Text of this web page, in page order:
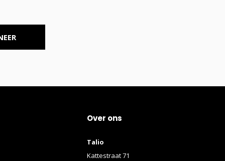
Over ons
Talio
Kattestraat 71